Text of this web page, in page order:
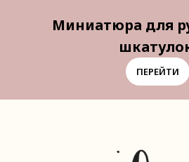
Миниатюра для
ПЕРЕЙТИ